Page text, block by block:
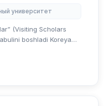
университет
(Visiting Scholars
boshladi Koreya
dasturini e’lon